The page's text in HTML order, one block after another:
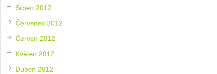
Srpen 2012
Červenec 2012
Červen 2012
Květen 2012
Duben 2012